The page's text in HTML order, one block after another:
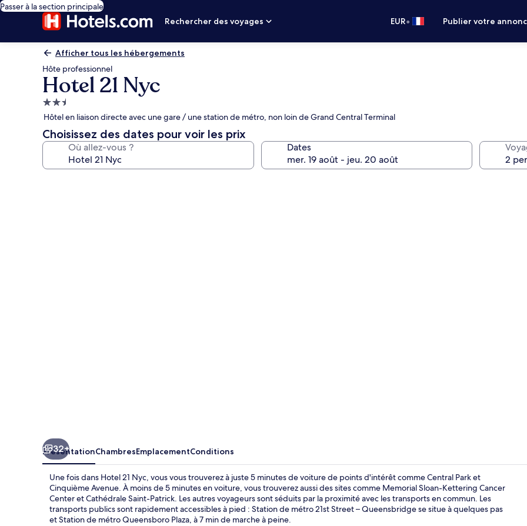
Passer à la section principale
Rechercher des voyages
EUR• Publier votre
Afficher tous les hébergements
Hôte professionnel
Hotel 21 Nyc
Hébergement
2.5 étoiles
Hôtel en liaison directe avec une gare / une station de métro, non loin de Grand Central Terminal
Choisissez des dates pour voir les prix
Où allez-vous ? Dates
Façade de
32+
PrésentationChambresEmplacementConditions
Une fois dans Hotel 21 Nyc, vous vous trouverez à juste 5 minutes de voiture de points d'intérêt comme Central Park et
Cinquième Avenue. À moins de 5 minutes en voiture, vous trouverez aussi des sites comme Memorial Sloan-Kettering Cancer
Center et Cathédrale Saint-Patrick. Les autres voyageurs sont séduits par la proximité avec les transports en commun. Les
transports publics sont rapidement accessibles à pied : Station de métro 21st Street – Queensbridge se situe à quelques pas
et Station de métro Queensboro Plaza, à 7 min de marche à peine.